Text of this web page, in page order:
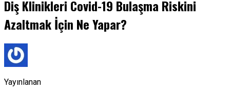
Diş Klinikleri Covid-19 Bulaşma Riskini
Azaltmak İçin Ne Yapar?
Yayınlanan